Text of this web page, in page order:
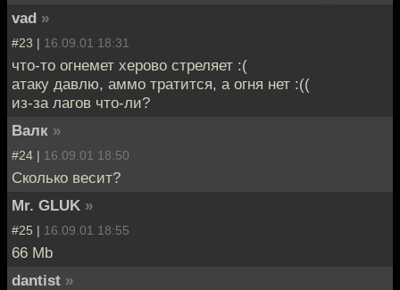
vad »
#23 | 16.09.01 18:31
что-то огнемет херово стреляет :(
атаку давлю, аммо тратится, а огня нет :((
из-за лагов что-ли?
Валк »
#24 | 16.09.01 18:50
Сколько весит?
Mr. GLUK »
#25 | 16.09.01 18:55
66 Mb
dantist »